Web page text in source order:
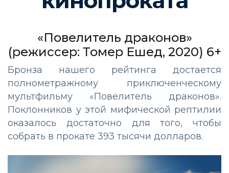
«Повелитель драконов»
(режиссер: Томер Ешед, 2020) 6+
Бронза нашего рейтинга достается
полнометражному приключенческому
мультфильму «Повелитель драконов».
Поклонников у этой мифической рептилии
оказалось достаточно для того, чтобы
собрать в прокате 393 тысячи долларов.